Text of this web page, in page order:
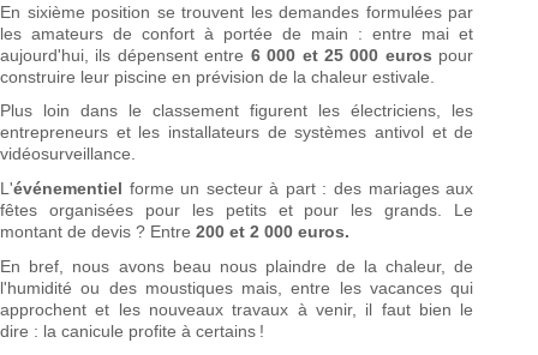
En sixième position se trouvent les demandes formulées par
les amateurs de confort à portée de main : entre mai et
aujourd'hui, ils dépensent entre 6 000 et 25 000 euros pour
construire leur piscine en prévision de la chaleur estivale.
Plus loin dans le classement figurent les électriciens, les
entrepreneurs et les installateurs de systèmes antivol et de
vidéosurveillance.
L'événementiel forme un secteur à part : des mariages aux
fêtes organisées pour les petits et pour les grands. Le
montant de devis ? Entre 200 et 2 000 euros.
En bref, nous avons beau nous plaindre de la chaleur, de
l'humidité ou des moustiques mais, entre les vacances qui
approchent et les nouveaux travaux à venir, il faut bien le
dire : la canicule profite à certains !